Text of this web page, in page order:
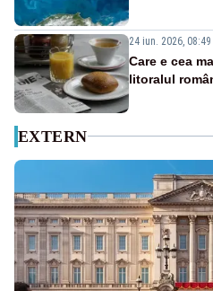
24 iun. 2026, 08:49
Care e cea
litoralul
EXTERN